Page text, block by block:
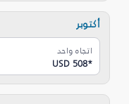
أكتوبر
اتجاه واحد
USD 508*